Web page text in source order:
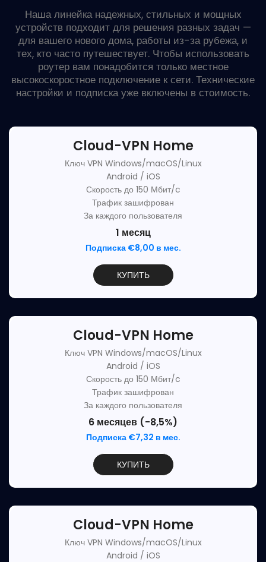
Наша линейка надежных, стильных и мощных
устройств подходит для решения разных задач —
для вашего нового дома, работы из-за рубежа, и
тех, кто часто путешествует. Чтобы использовать
роутер вам понадобится только местное
высокоскоростное подключение к сети. Технические
настройки и подписка уже включены в стоимость.
Cloud-VPN Home
Ключ VPN Windows/macOS/Linux
Android / iOS
Скорость до 150 Мбит/c
Трафик зашифрован
За каждого пользователя
1 месяц
Подписка €8,00 в мес.
КУПИТЬ
Cloud-VPN Home
Ключ VPN Windows/macOS/Linux
Android / iOS
Скорость до 150 Мбит/c
Трафик зашифрован
За каждого пользователя
6 месяцев (-8,5%)
Подписка €7,32 в мес.
КУПИТЬ
Cloud-VPN Home
Ключ VPN Windows/macOS/Linux
Android / iOS